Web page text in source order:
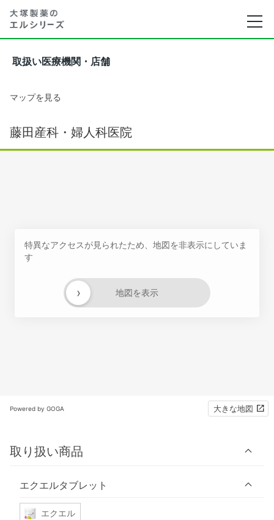
取扱い医療機関・店舗
マップを見る
藤田産科・婦人科医院
特異なアクセスが見られたため、地図を非表示にしていま
す
地図を表示
›
Powered by GOGA 大きな地図
取り扱い商品
エクエルタブレット
エクエル